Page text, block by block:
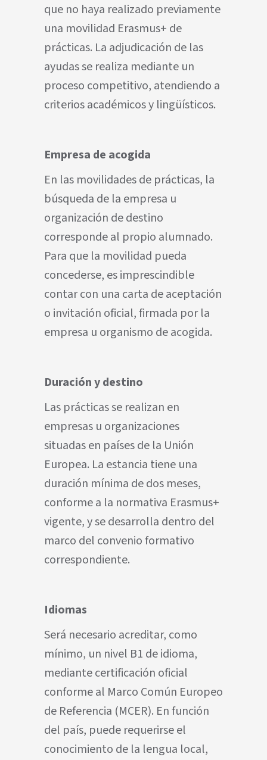
que no haya realizado previamente
una movilidad Erasmus+ de
prácticas. La adjudicación de las
ayudas se realiza mediante un
proceso competitivo, atendiendo a
criterios académicos y lingüísticos.
Empresa de acogida
En las movilidades de prácticas, la
búsqueda de la empresa u
organización de destino
corresponde al propio alumnado.
Para que la movilidad pueda
concederse, es imprescindible
contar con una carta de aceptación
o invitación oficial, firmada por la
empresa u organismo de acogida.
Duración y destino
Las prácticas se realizan en
empresas u organizaciones
situadas en países de la Unión
Europea. La estancia tiene una
duración mínima de dos meses,
conforme a la normativa Erasmus+
vigente, y se desarrolla dentro del
marco del convenio formativo
correspondiente.
Idiomas
Será necesario acreditar, como
mínimo, un nivel B1 de idioma,
mediante certificación oficial
conforme al Marco Común Europeo
de Referencia (MCER). En función
del país, puede requerirse el
conocimiento de la lengua local,